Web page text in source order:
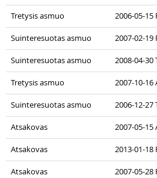
Tretysis asmuo 2006-05-15
Suinteresuotas asmuo 2007-02-19
Suinteresuotas asmuo 2008-04-30
Tretysis asmuo 2007-10-16
Suinteresuotas asmuo 2006-12-27
Atsakovas 2007-05-15
Atsakovas 2013-01-18
Atsakovas 2007-05-28